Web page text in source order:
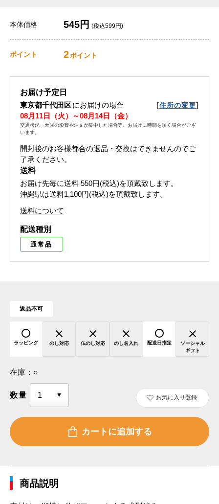
本体価格 545円 (税込599円)
ポイント 2ポイント
お届け予定日
東京都千代田区にお届けの場合 [住所の変更]
08月11日（火）～08月14日（金）
交通状況・天候の影響や注文が集中した場合等、お届けに時間を頂く場合がござ
います。
開封後のお客様都合の返品・交換はできませんのでご
了承ください。
送料
お届け先毎に送料 550円(税込)を頂戴致します。
沖縄県は送料1,100円(税込)を頂戴致します。
送料について
配送種別
通常品
返品不可
ラッピング のし対応 仏のし対応 のし名入れ 配送日指定
ソーシャル
ギフト
在庫： ○
数量 お気に入り登録
商品説明